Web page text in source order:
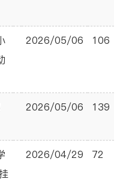
2026/05/06 106
2026/05/06 139
2026/04/29 72